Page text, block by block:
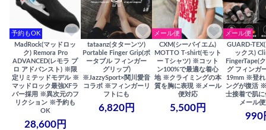
予約もOK
MadRock(マッドロッ
ク) Remora Pro
ADVANCED(レモラ プ
ロ アドバンスト) ※限
定リミテッドモデル ※
マッドロック最強XFラ
バー採用 ※異次元のフ
リクション ※予約も
OK
28,600円
tataanz(タターンツ)
Portable Finger Grip(ポ
ータブル フィンガー
グリップ)
※JazzySport×関川愛音
コラボ ※フィンガーリ
フトにも
6,820円
メール便
CXM(シーバイエム)
MOTTO T-shirt(モット
ー Tシャツ) ※コット
ン100%で最適な着心
地 ※クライミングの本
質を胸に表現 ※メール
便対応
5,500円
メール便
GUARD-
ックス)
FingerTape(
グ フィンガ
19mm ※登れ
ングが復活
士接着で肌
メール
990